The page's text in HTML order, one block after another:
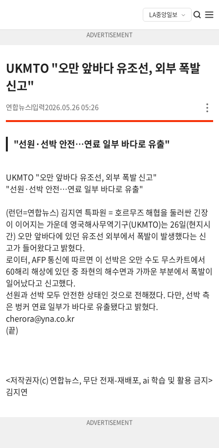
UKMTO "오만 앞바다 유조선, 외부 폭발
신고"
연합뉴스 2026.05.26 05:26
"선원·선박 안전…연료 일부 바다로 유출"
UKMTO "오만 앞바다 유조선, 외부 폭발 신고"
"선원·선박 안전…연료 일부 바다로 유출"
(런던=연합뉴스) 김지연 특파원 = 호르무즈 해협을 둘러싼 긴장
이 이어지는 가운데 영국해사무역기구(UKMTO)는 26일(현지시
간) 오만 앞바다에 있던 유조선 외부에서 폭발이 발생했다는 신
고가 들어왔다고 밝혔다.
로이터, AFP 통신에 따르면 이 선박은 오만 수도 무스카트에서
60해리 해상에 있던 중 좌현의 해수면과 가까운 부분에서 폭발이
일어났다고 신고했다.
선원과 선박 모두 안전한 상태인 것으로 전해졌다. 다만, 선박 측
은 벙커 연료 일부가 바다로 유출됐다고 밝혔다.
cherora@yna.co.kr
(끝)
<저작권자(c) 연합뉴스, 무단 전재-재배포, ai 학습 및 활용 금지>
김지연